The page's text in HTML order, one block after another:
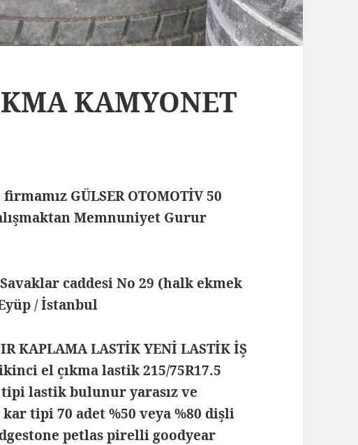
KAMYONET
GÜLSER OTOMOTİV 50
Memnuniyet Gurur
caddesi No 29 (halk ekmek
/ İstanbul
KAPLAMA LASTİK YENİ LASTİK İŞ
el çıkma lastik 215/75R17.5
tipi lastik bulunur yarasız ve
tipi 70 adet %50 veya %80 dişli
petlas pirelli goodyear